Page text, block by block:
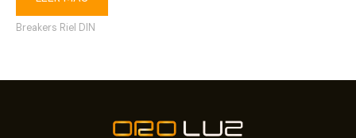
Breakers Riel DIN